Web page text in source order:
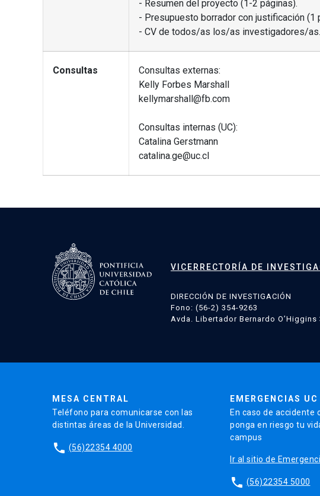
- Resumen del proyecto (1-2 páginas).
- Presupuesto borrador con justificación (1
- CV de todos/as los/as investigadores/as.
Consultas
Consultas externas:
Kelly Forbes Marshall
kellymarshall@fb.com
Consultas internas (UC):
Catalina Gerstmann
catalina.ge@uc.cl
VICERRECTORÍA DE
DIRECCIÓN DE INVESTIGACIÓN
Fono: (56-2) 354-9263
Avda. Libertador Bernardo O’Higgins
MESA CENTRAL
Teléfono para comunicarse con las
distintas áreas de la Universidad.
phone (56)22354 4000
EMERGENCIAS UC
En caso de accidente
ponga en riesgo tu
campus
Ir al sitio de
phone (56)22354 5000